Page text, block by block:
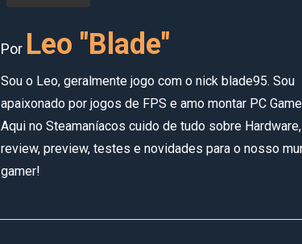
Por Leo "Blade"
Sou o Leo, geralmente jogo com o nick blade95. Sou
apaixonado por jogos de FPS e amo montar PC
Aqui no Steamaníacos cuido de tudo sobre Hardware,
review, preview, testes e novidades para o nosso
gamer!